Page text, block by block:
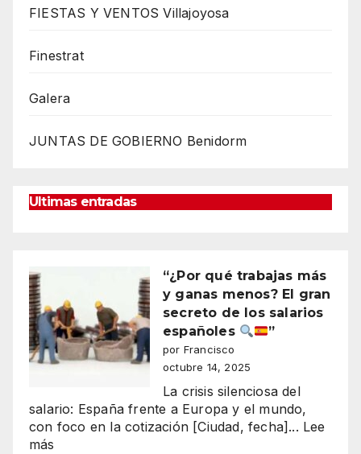
FIESTAS Y VENTOS Villajoyosa
Finestrat
Galera
JUNTAS DE GOBIERNO Benidorm
Ultimas entradas
“¿Por qué trabajas más
y ganas menos? El gran
secreto de los salarios
españoles
”
por Francisco
octubre 14, 2025
La crisis silenciosa del
salario: España frente a Europa y el mundo,
con foco en la cotización [Ciudad, fecha]... Lee
más